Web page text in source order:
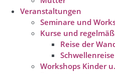
Veranstaltungen
Seminare und
Kurse und
Reise der
Schwellenreise
Workshops Kinder